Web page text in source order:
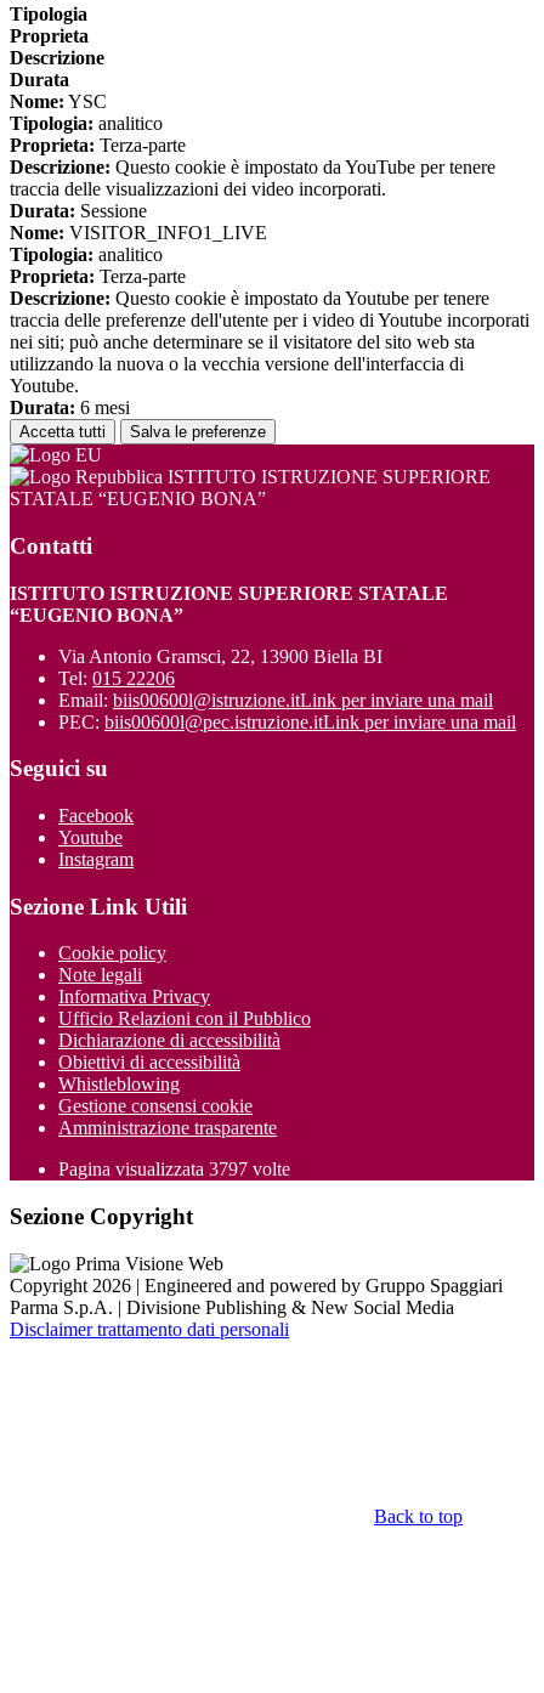
Tipologia
Proprieta
Descrizione
Durata
Nome: YSC
Tipologia: analitico
Proprieta: Terza-parte
Descrizione: Questo cookie è impostato da YouTube per tenere
traccia delle visualizzazioni dei video incorporati.
Durata: Sessione
Nome: VISITOR_INFO1_LIVE
Tipologia: analitico
Proprieta: Terza-parte
Descrizione: Questo cookie è impostato da Youtube per tenere
traccia delle preferenze dell'utente per i video di Youtube incorporati
nei siti; può anche determinare se il visitatore del sito web sta
utilizzando la nuova o la vecchia versione dell'interfaccia di
Youtube.
Durata: 6 mesi
Accetta tutti Salva le preferenze
ISTITUTO ISTRUZIONE SUPERIORE
STATALE “EUGENIO BONA”
Contatti
ISTITUTO ISTRUZIONE SUPERIORE STATALE
“EUGENIO BONA”
Via Antonio Gramsci, 22, 13900 Biella BI
Tel: 015 22206
Email: biis00600l@istruzione.itLink per inviare una mail
PEC: biis00600l@pec.istruzione.itLink per inviare una mail
Seguici su
Facebook
Youtube
Instagram
Sezione Link Utili
Cookie policy
Note legali
Informativa Privacy
Ufficio Relazioni con il Pubblico
Dichiarazione di accessibilità
Obiettivi di accessibilità
Whistleblowing
Gestione consensi cookie
Amministrazione trasparente
Pagina visualizzata 3797 volte
Sezione Copyright
Copyright 2026 | Engineered and powered by Gruppo Spaggiari
Parma S.p.A. | Divisione Publishing & New Social Media
Disclaimer trattamento dati personali
Back to top